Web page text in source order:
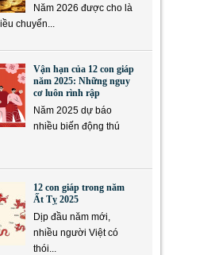
Năm 2026 được cho là
chuyển...
Vận hạn của 12 con giáp
năm 2025: Những nguy
cơ luôn rình rập
Năm 2025 dự báo
nhiều biến động thú
12 con giáp trong năm
Ất Tỵ 2025
Dịp đầu năm mới,
nhiều người Việt có
thói...